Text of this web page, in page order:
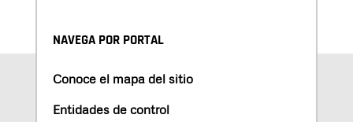
NAVEGA POR PORTAL
Conoce el mapa del sitio
Entidades de control